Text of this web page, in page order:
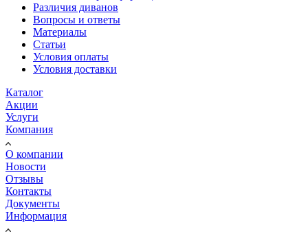
Различия диванов
Вопросы и ответы
Материалы
Статьи
Условия оплаты
Условия доставки
Каталог
Акции
Услуги
Компания
О компании
Новости
Отзывы
Контакты
Документы
Информация